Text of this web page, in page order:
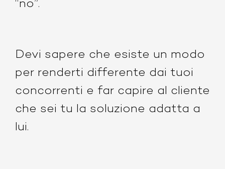
“no”.
Devi sapere che esiste un modo
per renderti differente dai tuoi
concorrenti e far capire al cliente
che sei tu la soluzione adatta a
lui.